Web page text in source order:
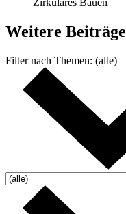
Zirkuläres Bauen
Weitere Beiträge
Filter nach Themen: (alle)